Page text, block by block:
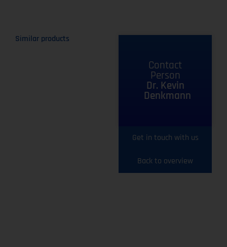
Contact
Person
Dr. Kevin
Denkmann
Get in touch with us
Back to overview
Similar products